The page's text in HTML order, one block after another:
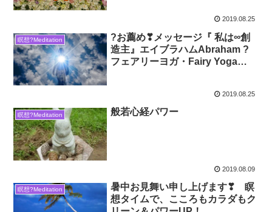
2019.08.25
瞑想?Meditation
?お薦め❣メッセージ『 私は∞創
造主』エイブラハムAbraham ?
フェアリーヨガ・Fairy Yoga
2019.08.25
瞑想?Meditation 般若心経パワー
2019.08.09
瞑想?Meditation
暑中お見舞い申し上げます❣ 瞑
想タイムで、こころもカラダもク